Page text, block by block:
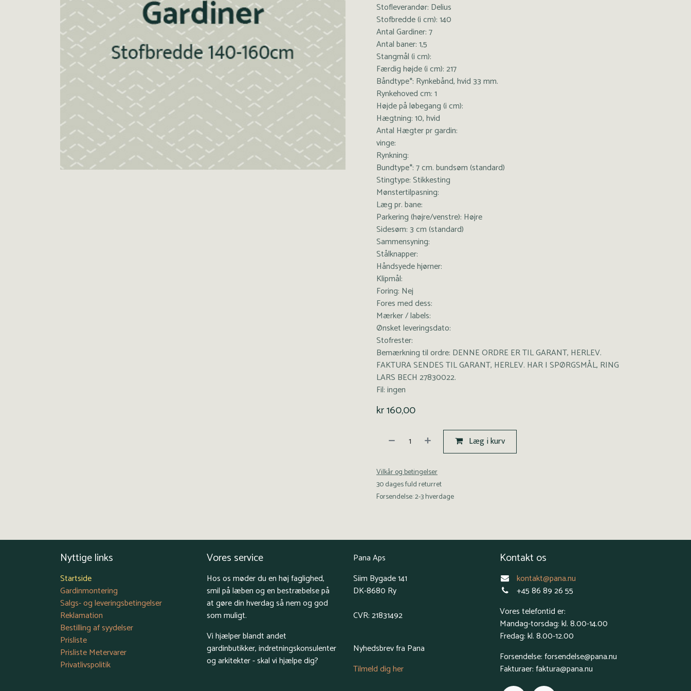
Stofleverandør: Delius
Stofbredde (i cm): 140
Antal Gardiner: 7
Antal baner: 1,5
Stangmål (i cm):
Færdig højde (i cm): 217
Båndtype*: Rynkebånd, hvid 33 mm.
Rynkehoved cm: 1
Højde på løbegang (i cm):
Hægtning: 10, hvid
Antal Hægter pr gardin:
vinge:
Rynkning:
Bundtype*: 7 cm. bundsøm (standard)
Stingtype: Stikkesting
Mønstertilpasning:
Læg pr. bane:
Parkering (højre/venstre): Højre
Sidesøm: 3 cm (standard)
Sammensyning:
Stålknapper:
Håndsyede hjørner:
Klipmål:
Foring: Nej
Fores med dess:
Mærker / labels:
Ønsket leveringsdato:
Stofrester:
Bemærkning til ordre: DENNE ORDRE ER TIL GARANT, HERLEV.
FAKTURA SENDES TIL GARANT, HERLEV. HAR I SPØRGSMÅL, RING
LARS BECH 27830022.
Fil: ingen
kr160,00
Læg i kurv
Vilkår og betingelser
30 dages fuld returret
Forsendelse: 2-3 hverdage
Nyttige links
Startside
Gardinmontering
Salgs- og leveringsbetingelser
Reklamation
Bestilling af syydelser
Prisliste
Prisliste Metervarer
Privatlivspolitik
Vores service
Hos os møder du en høj faglighed,
smil på læben og en bestræbelse på
at gøre din hverdag så nem og god
som muligt.
Vi hjælper blandt andet
gardinbutikker, indretningskonsulenter
og arkitekter - skal vi hjælpe dig?
Pana Aps
Siim Bygade 141
DK-8680 Ry
CVR: 21831492
Nyhedsbrev fra Pana
Tilmeld dig her
Kontakt os
kontakt@pana.nu
+45 86 89 26 55
Vores telefontid er:
Mandag-torsdag: kl. 8.00-14.00
Fredag: kl. 8.00-12.00
Forsendelse: forsendelse@pana.nu
Fakturaer: faktura@pana.nu